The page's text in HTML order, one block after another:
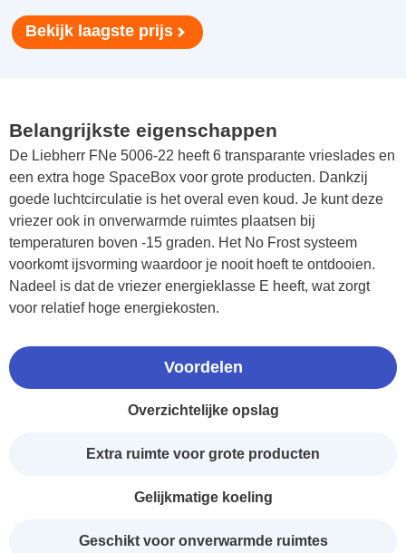
Bekijk laagste prijs
Belangrijkste eigenschappen
De Liebherr FNe 5006-22 heeft 6 transparante vrieslades en
een extra hoge SpaceBox voor grote producten. Dankzij
goede luchtcirculatie is het overal even koud. Je kunt deze
vriezer ook in onverwarmde ruimtes plaatsen bij
temperaturen boven -15 graden. Het No Frost systeem
voorkomt ijsvorming waardoor je nooit hoeft te ontdooien.
Nadeel is dat de vriezer energieklasse E heeft, wat zorgt
voor relatief hoge energiekosten.
Voordelen
Overzichtelijke opslag
Extra ruimte voor grote producten
Gelijkmatige koeling
Geschikt voor onverwarmde ruimtes